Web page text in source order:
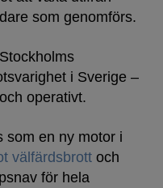
som genomförs.
i Sverige –
operativt.
som en ny motor i
välfärdsbrott och
för hela